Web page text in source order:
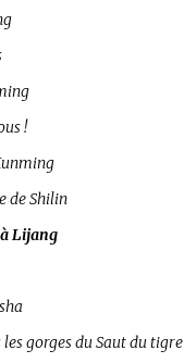
!
de Shilin
Lijang
gorges du Saut du tigre